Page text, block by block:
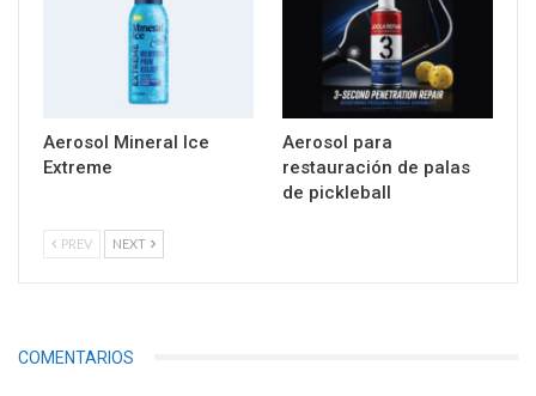
Aerosol Mineral Ice
Extreme
Aerosol para
restauración de palas
de pickleball
PREV NEXT
COMENTARIOS